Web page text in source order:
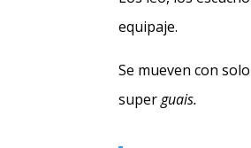
equipaje.
Se mueven con
superguais.